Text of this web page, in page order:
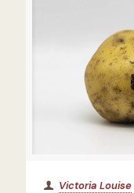
Victoria Louise